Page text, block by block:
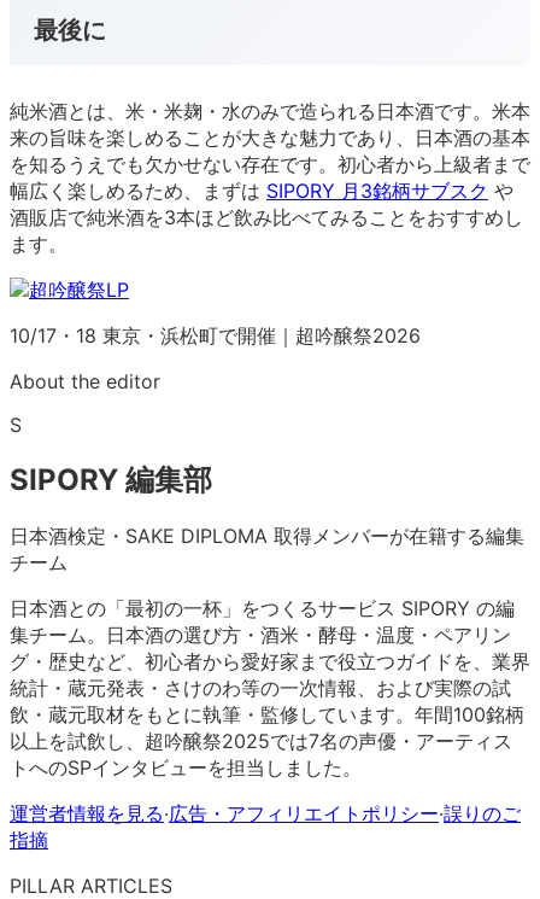
最後に
純米酒とは、米・米麹・水のみで造られる日本酒です。米本
来の旨味を楽しめることが大きな魅力であり、日本酒の基本
を知るうえでも欠かせない存在です。初心者から上級者まで
幅広く楽しめるため、まずは SIPORY 月3銘柄サブスク や
酒販店で純米酒を3本ほど飲み比べてみることをおすすめし
ます。
10/17・18 東京・浜松町で開催｜超吟醸祭2026
About the editor
S
SIPORY 編集部
日本酒検定・SAKE DIPLOMA 取得メンバーが在籍する編集
チーム
日本酒との「最初の一杯」をつくるサービス SIPORY の編
集チーム。日本酒の選び方・酒米・酵母・温度・ペアリン
グ・歴史など、初心者から愛好家まで役立つガイドを、業界
統計・蔵元発表・さけのわ等の一次情報、および実際の試
飲・蔵元取材をもとに執筆・監修しています。年間100銘柄
以上を試飲し、超吟醸祭2025では7名の声優・アーティス
トへのSPインタビューを担当しました。
運営者情報を見る·広告・アフィリエイトポリシー·誤りのご
指摘
PILLAR ARTICLES